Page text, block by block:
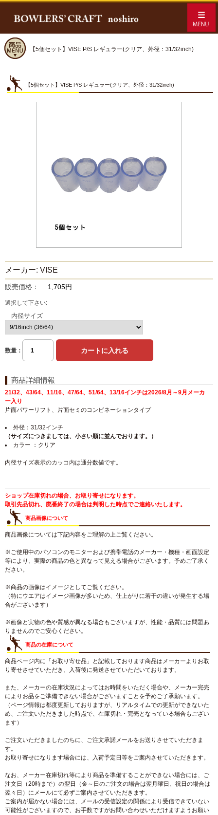
ホーム:: 【5個セット】VISE P/S レギュラー(クリア、外径：31/32inch)
【5個セット】VISE P/S レギュラー(クリア、外径：31/32inch)
メーカー: VISE
販売価格： 1,705円
選択して下さい:
内径サイズ
数量：
商品詳細情報
21/32、43/64、11/16、47/64、51/64、13/16インチは2026/8月～9月メーカ
ー入り
片面パワーリフト、片面セミのコンビネーションタイプ
外径：31/32インチ
（サイズにつきましては、小さい順に並んでおります。）
カラー ：クリア
内径サイズ表示のカッコ内は通分数値です。
ショップ在庫切れの場合、お取り寄せになります。
取引先品切れ、廃番終了の場合は判明した時点でご連絡いたします。
商品画像について
商品画像については下記内容をご理解の上ご覧ください。
※ご使用中のパソコンのモニターおよび携帯電話のメーカー・機種・画面設定
等により、実際の商品の色と異なって見える場合がございます。予めご了承く
ださい。
※商品の画像はイメージとしてご覧ください。
（特にウエアはイメージ画像が多いため、仕上がりに若干の違いが発生する場
合がございます）
※画像と実物の色や質感が異なる場合もございますが、性能・品質には問題あ
りませんのでご安心ください。
商品の在庫について
商品ページ内に「お取り寄せ品」と記載しております商品はメーカーよりお取
り寄せさせていただき、入荷後に発送させていただいております。
また、メーカーの在庫状況によってはお時間をいただく場合や、メーカー完売
によりお品をご準備できない場合がございますことを予めご了承願います。
（ページ情報は都度更新しておりますが、リアルタイムでの更新ができないた
め、ご注文いただきました時点で、在庫切れ・完売となっている場合もござい
ます）
ご注文いただきましたのちに、ご注文承諾メールをお送りさせていただきま
す。
お取り寄せになります場合には、入荷予定日等をご案内させていただきます。
なお、メーカー在庫切れ等により商品を準備することができない場合には、ご
注文日（20時まで）の翌日（金～日のご注文の場合は翌月曜日、祝日の場合は
翌々日）にメールにて必ずご案内させていただきます。
ご案内が届かない場合には、メールの受信設定の関係により受信できていない
可能性がございますので、お手数ですがお問い合わせいただけますようお願い